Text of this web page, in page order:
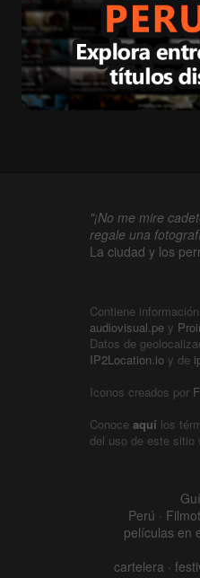
"¡No me mire
regale una
La ciudad y los
Contiene
audiovisual.pe y
Datos de
IP2Location.io y de
Iconos creados por
Conoce aquí los
del uso de este sitio
Perú ·
películas en
cartelera ·